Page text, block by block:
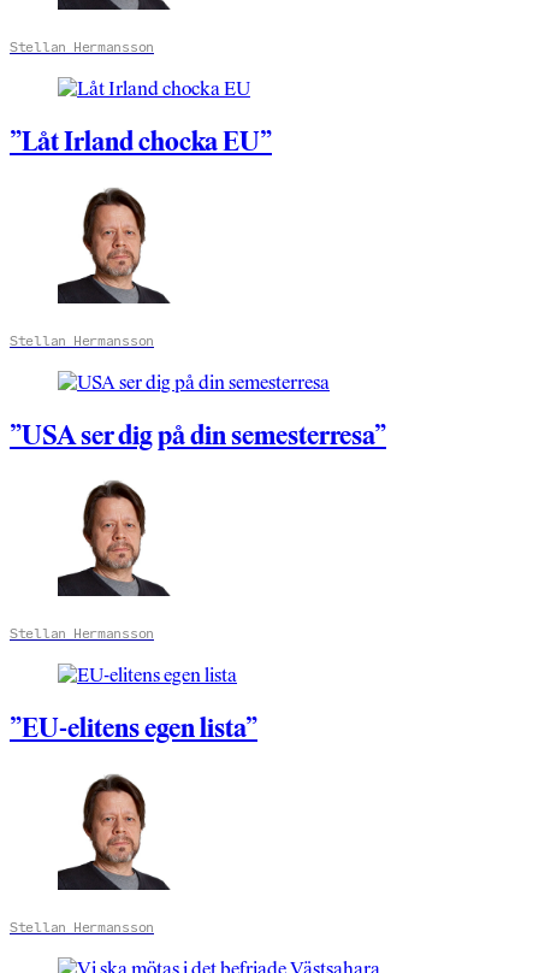
Stellan Hermansson
”Låt Irland chocka EU”
Stellan Hermansson
”USA ser dig på din semesterresa”
Stellan Hermansson
”EU-elitens egen lista”
Stellan Hermansson